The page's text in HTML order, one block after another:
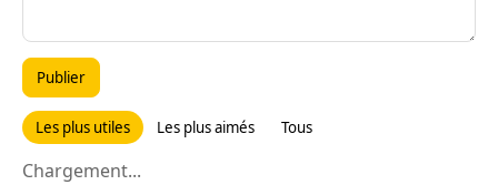
Publier
Les plus utiles Les plus aimés Tous
Chargement...